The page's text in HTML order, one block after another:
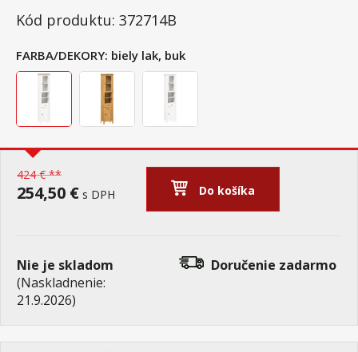
Kód produktu: 372714B
FARBA/DEKORY: biely lak, buk
424 € **
254,50 € s DPH Do košíka
Nie je skladom
(Naskladnenie:
21.9.2026)
Doručenie zadarmo